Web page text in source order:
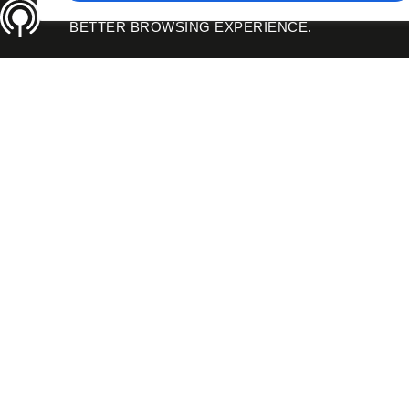
THIS SITE USES COOKIES TO OFFER YOU A
BETTER BROWSING EXPERIENCE.